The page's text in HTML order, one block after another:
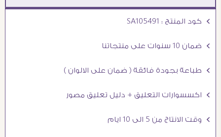
Ö كود المنتج : SA105491
Ö ضمان 10 سنوات على منتجاتنا
Ö طباعة بجودة فائقة ( ضمان على الالوان )
Ö اكسسوارات التعليق + دليل تعليق مصور
Ö وقت الانتاج من 5 الى 10 ايام